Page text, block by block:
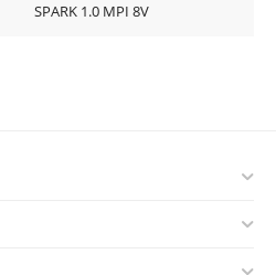
SPARK 1.0 MPI 8V